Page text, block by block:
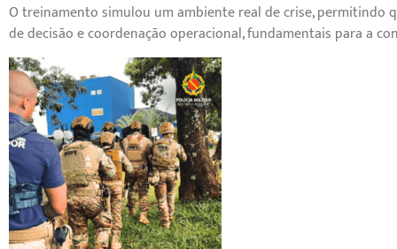
O treinamento simulou um ambiente real de crise, permitindo
de decisão e coordenação operacional, fundamentais para a